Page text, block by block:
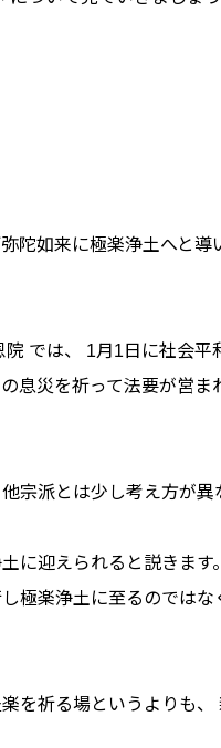
陀如来に極楽浄土へと
では、 1月1日に社会平
息災を祈って法要が営ま
宗派とは少し考え方が異
に迎えられると説きます。
極楽浄土に至るのでは
を祈る場というよりも